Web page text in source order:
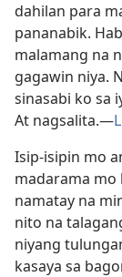
dahilan para
pananabik.
malamang na
gagawin niya.
sinasabi ko sa
At nagsalita.​—
Isip-isipin mo
madarama mo
namatay na
nito na
niyang
kasaya sa